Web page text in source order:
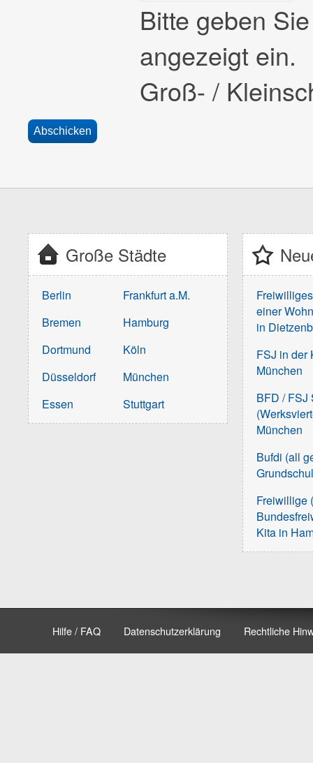
Bitte geben
angezeigt ein.
Groß- /
Große Städte
Berlin
Bremen
Dortmund
Düsseldorf
Essen
Frankfurt a.M.
Hamburg
Köln
München
Stuttgart
einer
in
FSJ in der
München
BFD / FSJ
München
Bufdi (all
Freiwillige
Kita in
Hilfe / FAQ Datenschutzerklärung Rechtliche